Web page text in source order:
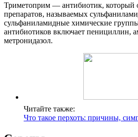
Триметоприм — антибиотик, который
препаратов, называемых
сульфаниламидные химические
антибиотиков включает пенициллин,
метронидазол.
Читайте также:
Что такое перхоть: причины,